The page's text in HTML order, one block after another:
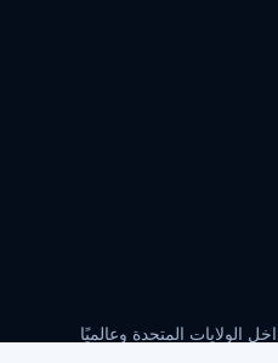
الولايات المتحدة وعالميًا